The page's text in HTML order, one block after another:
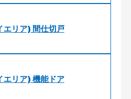
リア) 間仕切戸
リア) 機能ドア